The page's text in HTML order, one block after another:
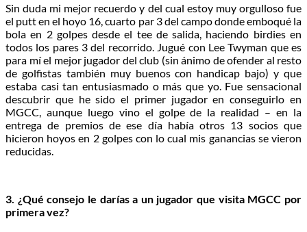
Sin duda mi mejor recuerdo y del cual estoy muy orgulloso fue
el putt en el hoyo 16, cuarto par 3 del campo donde emboqué la
bola en 2 golpes desde el tee de salida, haciendo birdies en
todos los pares 3 del recorrido. Jugué con Lee Twyman que es
para mí el mejor jugador del club (sin ánimo de ofender al resto
de golfistas también muy buenos con handicap bajo) y que
estaba casi tan entusiasmado o más que yo. Fue sensacional
descubrir que he sido el primer jugador en conseguirlo en
MGCC, aunque luego vino el golpe de la realidad – en la
entrega de premios de ese día había otros 13 socios que
hicieron hoyos en 2 golpes con lo cual mis ganancias se vieron
reducidas.
3. ¿Qué consejo le darías a un jugador que visita MGCC por
primera vez?